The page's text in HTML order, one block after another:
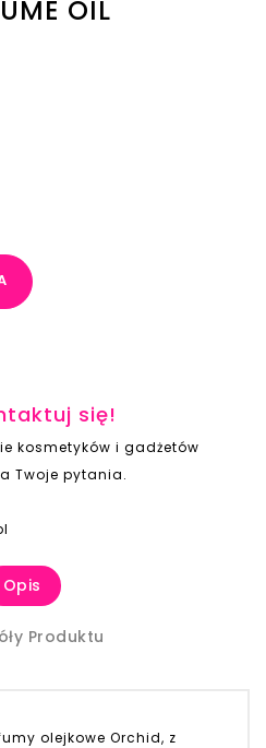
OIL
się!
kosmetyków i gadżetów
Twoje pytania.
Opis
Produktu
olejkowe Orchid, z